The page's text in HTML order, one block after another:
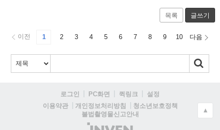
목록 글쓰기
이전 1 2 3 4 5 6 7 8 9 10 다음
로그인 PC화면 퀵링크
설정
이용약관
개인정보처리방침
청소년보호정책
불법촬영물신고안내
(주)
▲